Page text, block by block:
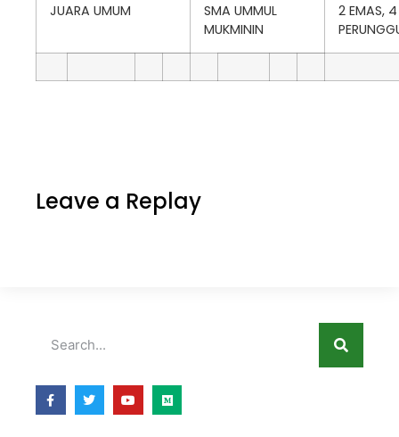
JUARA UMUM
SMA UMMUL
MUKMININ
2 EMAS, 4
Leave a Replay